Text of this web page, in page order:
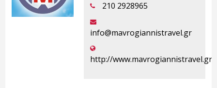
210 2928965
info@mavrogiannistravel.gr
http://www.mavrogiannistravel.gr